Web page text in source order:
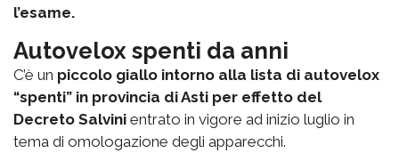
l’esame.
Autovelox spenti da anni
C’è un piccolo giallo intorno alla lista di autovelox
“spenti” in provincia di Asti per effetto del
Decreto Salvini entrato in vigore ad inizio luglio in
tema di omologazione degli apparecchi.